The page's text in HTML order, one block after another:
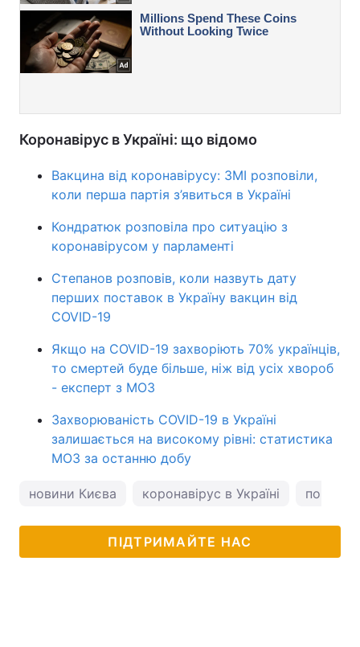
Коронавірус в Україні: що відомо
Вакцина від коронавірусу: ЗМІ розповіли,
коли перша партія з’явиться в Україні
Кондратюк розповіла про ситуацію з
коронавірусом у парламенті
Степанов розповів, коли назвуть дату
перших поставок в Україну вакцин від
COVID-19
Якщо на COVID-19 захворіють 70% українців,
то смертей буде більше, ніж від усіх хвороб
- експерт з МОЗ
Захворюваність COVID-19 в Україні
залишається на високому рівні: статистика
МОЗ за останню добу
новини Києва коронавірус в Україні погода
ПІДТРИМАЙТЕ НАС